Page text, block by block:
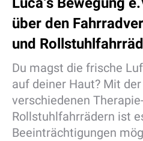
über den
und
Du magst die frische
auf deiner Haut? Mit
verschiedenen
Rollstuhlfahrrädern ist
Beeinträchtigungen